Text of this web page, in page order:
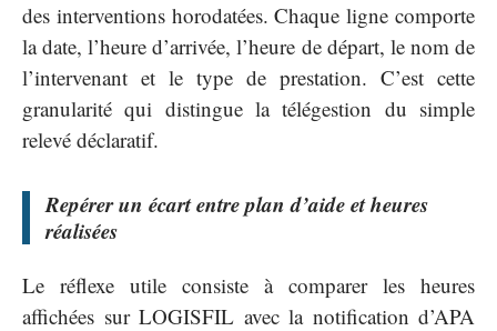
des interventions horodatées. Chaque ligne comporte
la date, l’heure d’arrivée, l’heure de départ, le nom de
l’intervenant et le type de prestation. C’est cette
granularité qui distingue la télégestion du simple
relevé déclaratif.
Repérer un écart entre plan d’aide et heures
réalisées
Le réflexe utile consiste à comparer les heures
affichées sur LOGISFIL avec la notification d’APA